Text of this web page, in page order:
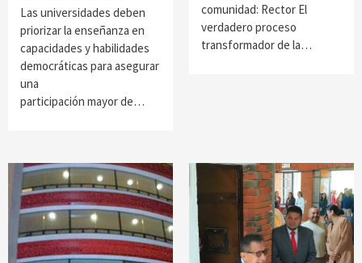
Las universidades deben
priorizar la enseñanza en
capacidades y habilidades
democráticas para asegurar
una
participación mayor de…
comunidad: Rector El
verdadero proceso
transformador de la…